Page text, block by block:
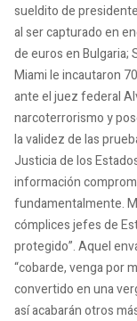
sueldito de
al ser capturado en
de euros en Bulgaria;
Miami le incautaron
ante el juez federal
narcoterrorismo y
la validez de las
Justicia de los
información
fundamentalmente.
cómplices jefes de
protegido”. Aquel
“cobarde, venga por
convertido en una
así acabarán otros